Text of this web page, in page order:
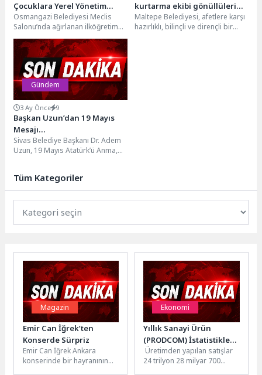
Çocuklara Yerel Yönetim
Bilinci
Osmangazi Belediyesi Meclis
Salonu’nda ağırlanan ilköğretim
öğrencileri, ziyaretçi meclisi
uygulamasıyla yerel yönetim
süreçlerini uygulamalı olarak...
kurtarma ekibi gönüllülerini
arıyor
Maltepe Belediyesi, afetlere karşı
hazırlıklı, bilinçli ve dirençli bir
Gündem
3 Ay Önce 9
Başkan Uzun’dan 19 Mayıs
Mesajı…
Sivas Belediye Başkanı Dr. Adem
Uzun, 19 Mayıs Atatürk’ü Anma,
Tüm Kategoriler
Magazin
Emir Can İğrek’ten
Konserde Sürpriz
Emir Can İğrek Ankara
konserinde bir hayranının
Ekonomi
Yıllık Sanayi Ürün
(PRODCOM) İstatistikleri,
2025
Üretimden yapılan satışlar
24 trilyon 28 milyar 700